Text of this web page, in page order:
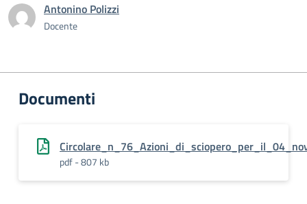
Antonino Polizzi
Docente
Documenti
pdf - 807 kb